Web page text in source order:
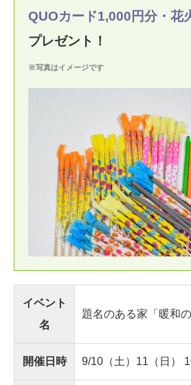
QUOカード1,000円分 ・花
プレゼント！
※写真はイメージです
イベント
名
題名のある家「暖和の
開催日時 9/10（土）11（日）